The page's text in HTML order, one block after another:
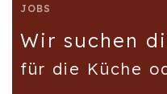
JOBS
Wir suchen
für die Küche